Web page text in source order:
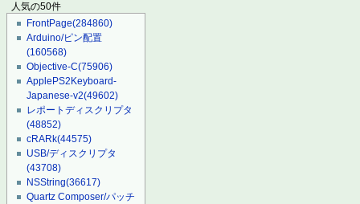
人気の50件
FrontPage(284860)
Arduino/ピン配置
(160568)
Objective-C(75906)
ApplePS2Keyboard-
Japanese-v2(49602)
レポートディスクリプタ
(48852)
cRARk(44575)
USB/ディスクリプタ
(43708)
NSString(36617)
Quartz Composer/パッチ